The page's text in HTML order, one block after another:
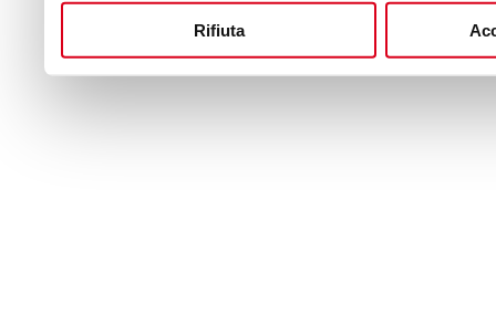
Rifiuta